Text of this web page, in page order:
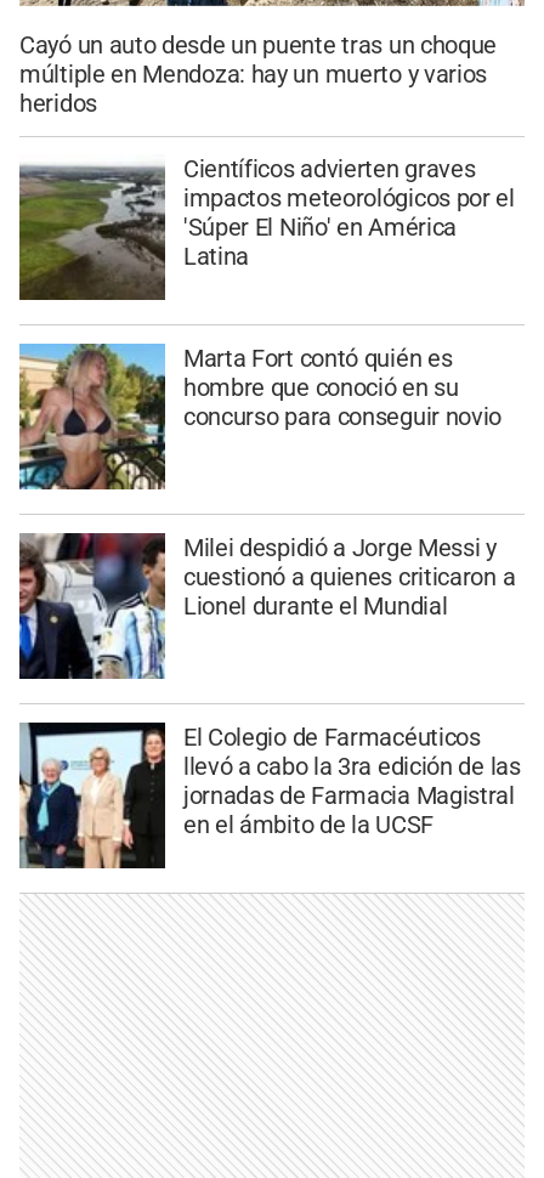
Cayó un auto desde un puente tras un choque
múltiple en Mendoza: hay un muerto y varios
heridos
Científicos advierten graves
impactos meteorológicos por el
'Súper El Niño' en América
Latina
Marta Fort contó quién es
hombre que conoció en su
concurso para conseguir novio
Milei despidió a Jorge Messi y
cuestionó a quienes criticaron a
Lionel durante el Mundial
El Colegio de Farmacéuticos
llevó a cabo la 3ra edición de las
jornadas de Farmacia Magistral
en el ámbito de la UCSF